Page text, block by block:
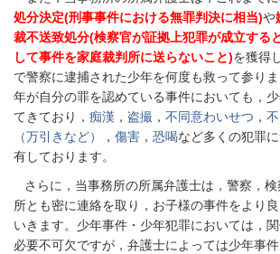
処分決定(刑事事件における無罪判決に相当)や
裁不送致処分(検察官が証拠上犯罪が成立する
して事件を家庭裁判所に送らないこと)を獲得
で警察に逮捕された少年を何度も救って参り
年が自分の罪を認めている事件においても，
てきており， 痴漢 ， 盗撮 ， 不同意わいせつ ，
（万引きなど）
， 傷害 ， 恐喝など多くの犯罪
有しております。
さらに，当事務所の所属弁護士は，警察，検
所とも密に連絡を取り，お子様の事件をより
いきます。少年事件・少年犯罪においては，
必要不可欠ですが，弁護士によっては少年事件